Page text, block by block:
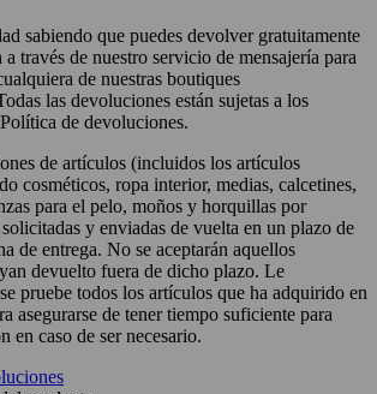
sabiendo que puedes devolver gratuitamente
través de nuestro servicio de mensajería para
de nuestras boutiques
las devoluciones están sujetas a los
de devoluciones.
de artículos (incluidos los artículos
cosméticos, ropa interior, medias, calcetines,
para el pelo, moños y horquillas por
y enviadas de vuelta en un plazo de
de entrega. No se aceptarán aquellos
devuelto fuera de dicho plazo. Le
pruebe todos los artículos que ha adquirido en
asegurarse de tener tiempo suficiente para
en caso de ser necesario.